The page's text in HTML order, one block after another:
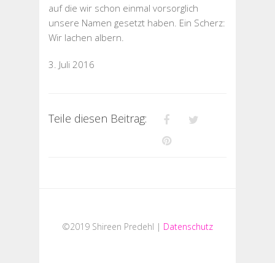
auf die wir schon einmal vorsorglich
unsere Namen gesetzt haben. Ein Scherz:
Wir lachen albern.
3. Juli 2016
Teile diesen Beitrag:
©2019 Shireen Predehl | Datenschutz